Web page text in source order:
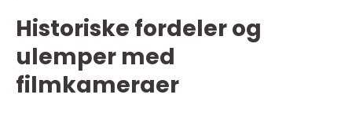
Historiske fordeler og
ulemper med
filmkameraer